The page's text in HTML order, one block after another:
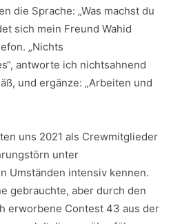
die Sprache: „Was machst du
sich mein Freund Wahid
„Nichts
antworte ich nichtsahnend
und ergänze: „Arbeiten und
uns 2021 als Crewmitglieder
unter
Umständen intensiv kennen.
gebrauchte, aber durch den
erworbene Contest 43 aus der